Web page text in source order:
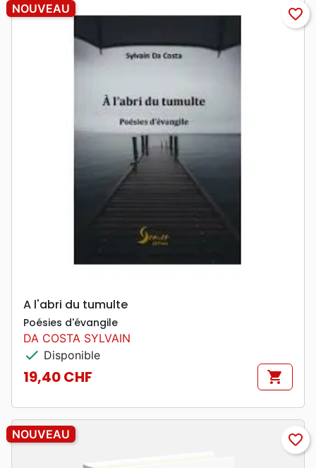
NOUVEAU favorite_border
A l'abri du tumulte
Poésies d'évangile
DA COSTA SYLVAIN
check Disponible
Prix
19,40 CHF shopping_cart
NOUVEAU favorite_border